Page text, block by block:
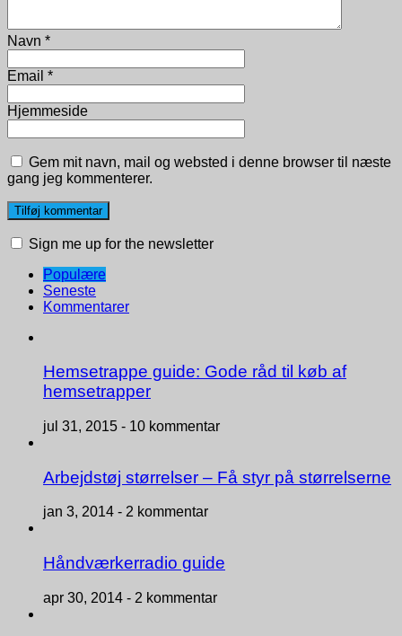
Navn *
Email *
Hjemmeside
Gem mit navn, mail og websted i denne browser til næste
gang jeg kommenterer.
Sign me up for the newsletter
Populære
Seneste
Kommentarer
Hemsetrappe guide: Gode råd til køb af
hemsetrapper
jul 31, 2015 - 10 kommentar
Arbejdstøj størrelser – Få styr på størrelserne
jan 3, 2014 - 2 kommentar
Håndværkerradio guide
apr 30, 2014 - 2 kommentar